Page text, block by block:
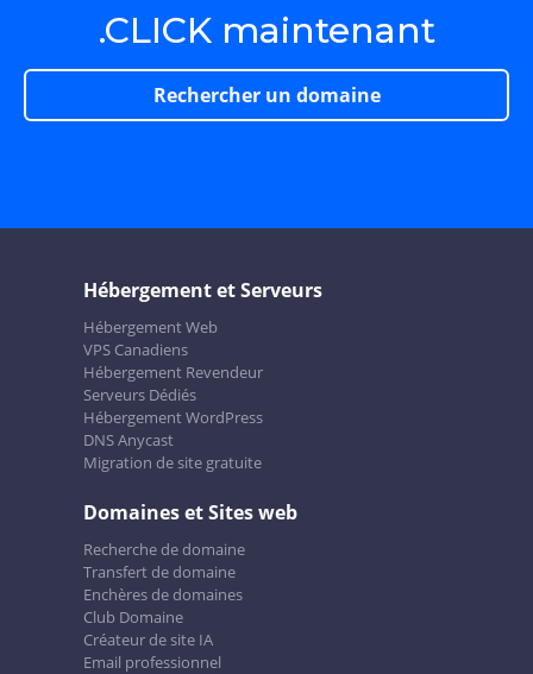
.CLICK maintenant
Rechercher un domaine
Hébergement et Serveurs
Hébergement Web
VPS Canadiens
Hébergement Revendeur
Serveurs Dédiés
Hébergement WordPress
DNS Anycast
Migration de site gratuite
Domaines et Sites web
Recherche de domaine
Transfert de domaine
Enchères de domaines
Club Domaine
Créateur de site IA
Email professionnel